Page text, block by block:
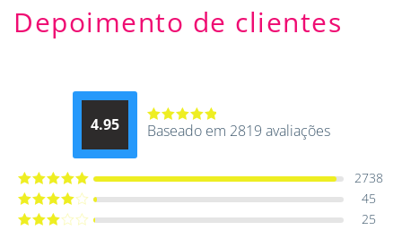
Depoimento de clientes
4.95
Avaliação
Baseado em 2819 avaliações
Avaliação5
2738
Avaliação
45
25